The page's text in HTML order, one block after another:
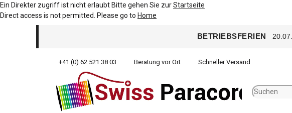
Ein Direkter zugriff ist nicht erlaubt Bitte gehen Sie zurStartseite
Direct access is not permitted. Please go to Home
BETRIEBSFERIEN
+41 (0) 62 521 38 03 Beratung vor Ort Schneller Versand